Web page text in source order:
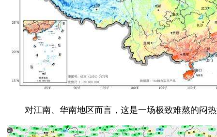
对江南、华南地区而言，这是一场极致难熬的闷